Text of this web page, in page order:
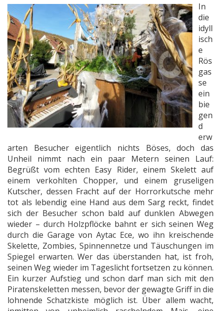
In
die
idyll
isch
e
Rös
gas
se
ein
bie
gen
d
erw
arten Besucher eigentlich nichts Böses, doch das
Unheil nimmt nach ein paar Metern seinen Lauf:
Begrüßt vom echten Easy Rider, einem Skelett auf
einem verkohlten Chopper, und einem gruseligen
Kutscher, dessen Fracht auf der Horrorkutsche mehr
tot als lebendig eine Hand aus dem Sarg reckt, findet
sich der Besucher schon bald auf dunklen Abwegen
wieder – durch Holzpflöcke bahnt er sich seinen Weg
durch die Garage von Aytac Ece, wo ihn kreischende
Skelette, Zombies, Spinnennetze und Täuschungen im
Spiegel erwarten. Wer das überstanden hat, ist froh,
seinen Weg wieder im Tageslicht fortsetzen zu können.
Ein kurzer Aufstieg und schon darf man sich mit den
Piratenskeletten messen, bevor der gewagte Griff in die
lohnende Schatzkiste möglich ist. Über allem wacht,